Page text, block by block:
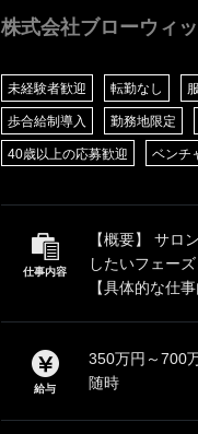
株式会社ブローウィ
未経験者歓迎 転勤なし
歩合給制導入 勤務地限定
40歳以上の応募歓迎 ベンチ
仕事内容
【概要】 サロ
したいフェー
【具体的な仕
給与
350万円～700
随時